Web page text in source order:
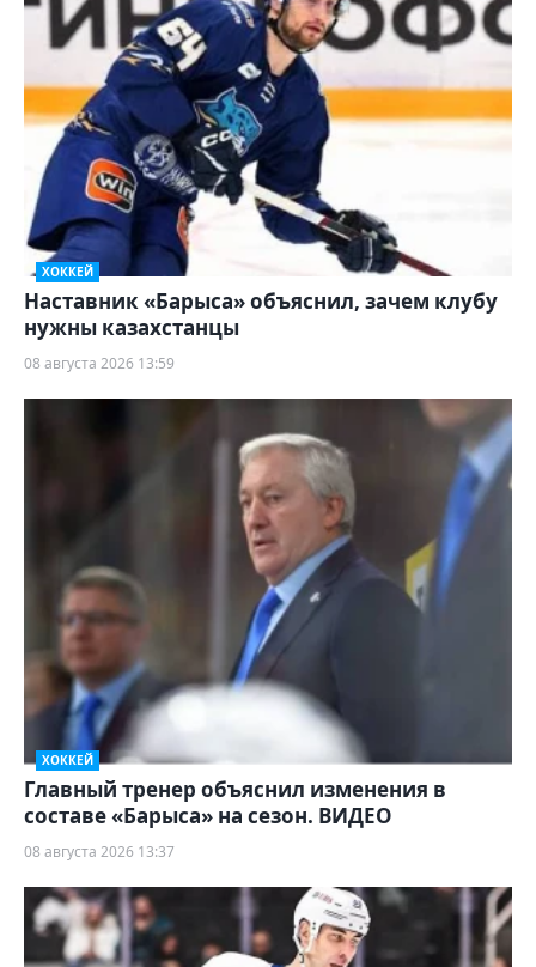
ХОККЕЙ
Наставник «Барыса» объяснил, зачем клубу
нужны казахстанцы
08 августа 2026 13:59
ХОККЕЙ
Главный тренер объяснил изменения в
составе «Барыса» на сезон. ВИДЕО
08 августа 2026 13:37